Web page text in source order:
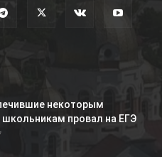
некоторым
школьникам провал на ЕГЭ